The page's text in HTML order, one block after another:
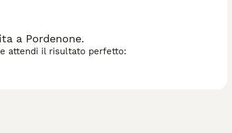
a Pordenone.
attendi il risultato perfetto: